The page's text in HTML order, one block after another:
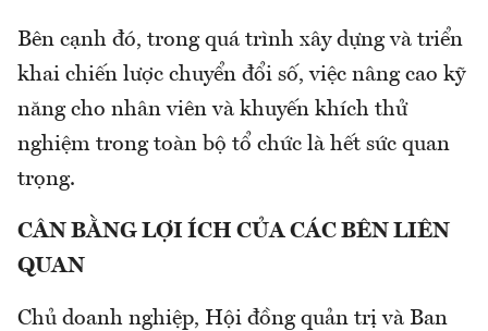
Bên cạnh đó, trong quá trình xây dựng và triển
khai chiến lược chuyển đổi số, việc nâng cao kỹ
năng cho nhân viên và khuyến khích thử
nghiệm trong toàn bộ tổ chức là hết sức quan
trọng.
CÂN BẰNG LỢI ÍCH CỦA CÁC BÊN LIÊN
QUAN
Chủ doanh nghiệp, Hội đồng quản trị và Ban